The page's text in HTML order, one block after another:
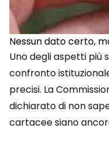
Nessun dato certo,
Uno degli aspetti più
confronto
precisi. La
dichiarato di non
cartacee siano